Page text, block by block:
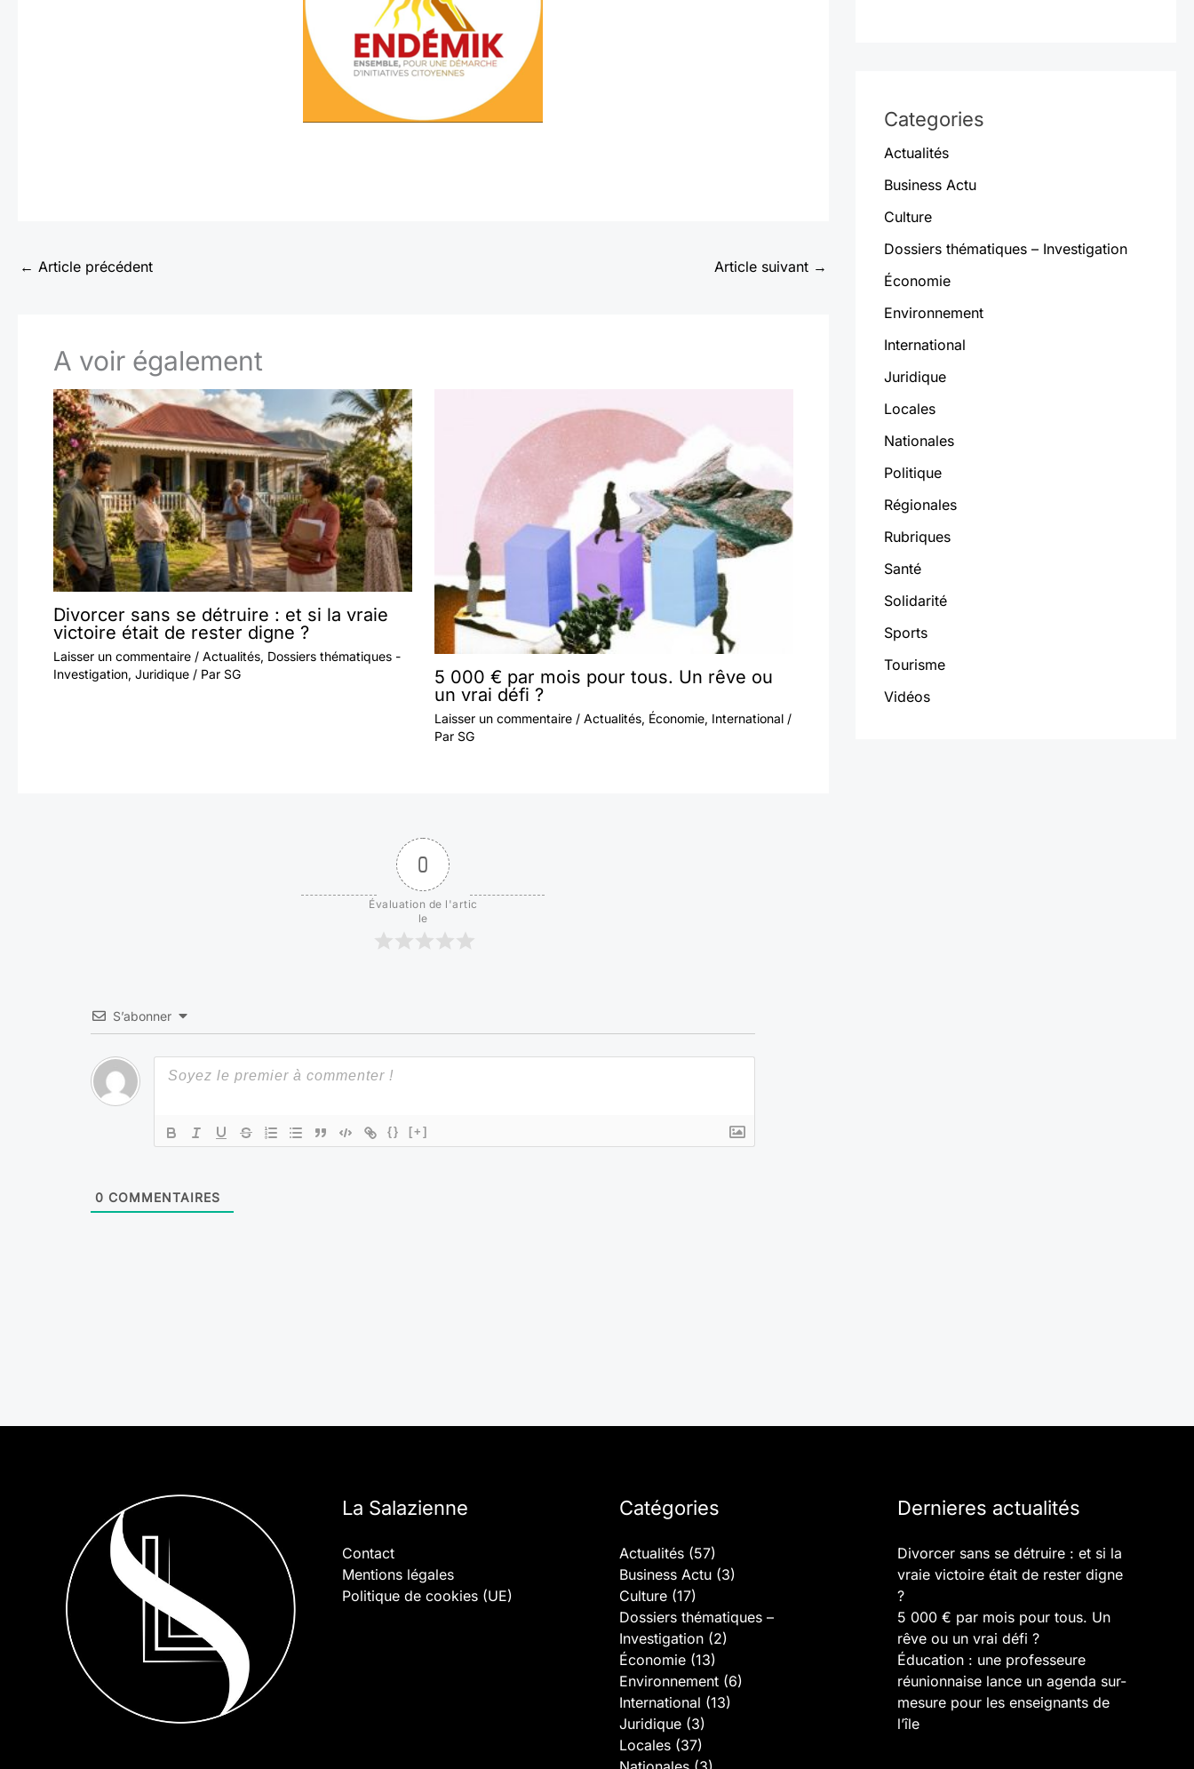
← Article précédent Article suivant →
A voir également
Divorcer sans se détruire : et si la vraie
victoire était de rester digne ?
Laisser un commentaire / Actualités, Dossiers thématiques -
Investigation, Juridique / Par SG
5 000 € par mois pour tous. Un rêve ou
un vrai défi ?
Laisser un commentaire / Actualités, Économie, International/
Par SG
0
Évaluation de l'artic
le
S’abonner
{} [+]
0 COMMENTAIRES
Categories
Actualités
Business Actu
Culture
Dossiers thématiques – Investigation
Économie
Environnement
International
Juridique
Locales
Nationales
Politique
Régionales
Rubriques
Santé
Solidarité
Sports
Tourisme
Vidéos
La Salazienne
Contact
Mentions légales
Politique de cookies (UE)
Catégories
Actualités (57)
Business Actu (3)
Culture (17)
Dossiers thématiques –
Investigation (2)
Économie (13)
Environnement (6)
International (13)
Juridique (3)
Locales (37)
Dernieres actualités
Divorcer sans se détruire : et si la
vraie victoire était de rester digne
?
5 000 € par mois pour tous. Un
rêve ou un vrai défi ?
Éducation : une professeure
réunionnaise lance un agenda sur-
mesure pour les enseignants de
l’île